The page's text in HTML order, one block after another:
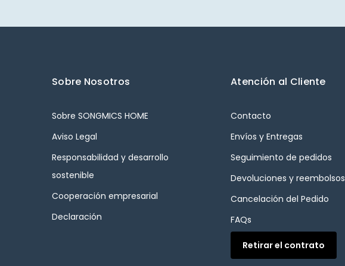
Sobre Nosotros
Sobre SONGMICS HOME
Aviso Legal
Responsabilidad y desarrollo
sostenible
Cooperación empresarial
Declaración
Atención al Cliente
Contacto
Envíos y Entregas
Seguimiento de pedidos
Devoluciones y reembolsos
Cancelación del Pedido
FAQs
Retirar el contrato